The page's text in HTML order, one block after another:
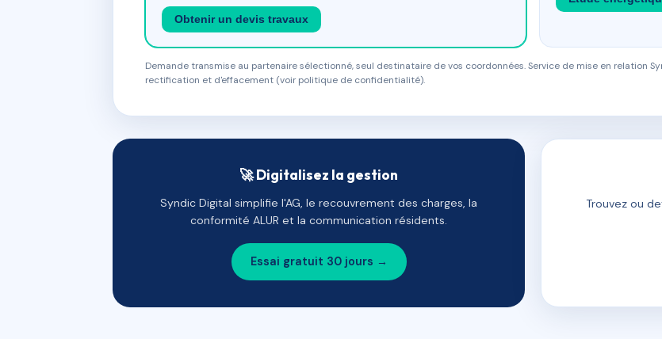
Obtenir un devis travaux
Demande transmise au partenaire sélectionné, seul destinataire de vos coordonnées. Service de mise en relation
rectification et d'effacement (voir politique de confidentialité).
🚀 Digitalisez la gestion
Syndic Digital simplifie l'AG, le recouvrement des charges, la
conformité ALUR et la communication résidents.
Essai gratuit 30 jours →
Trouvez ou